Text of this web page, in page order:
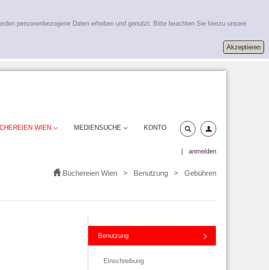
personenbezogene Daten erhoben und genutzt. Bitte beachten Sie hierzu unsere
anmelden
WIEN MEDIENSUCHE KONTO
Büchereien Wien > Benutzung > Gebühren
Benutzung
Einschreibung